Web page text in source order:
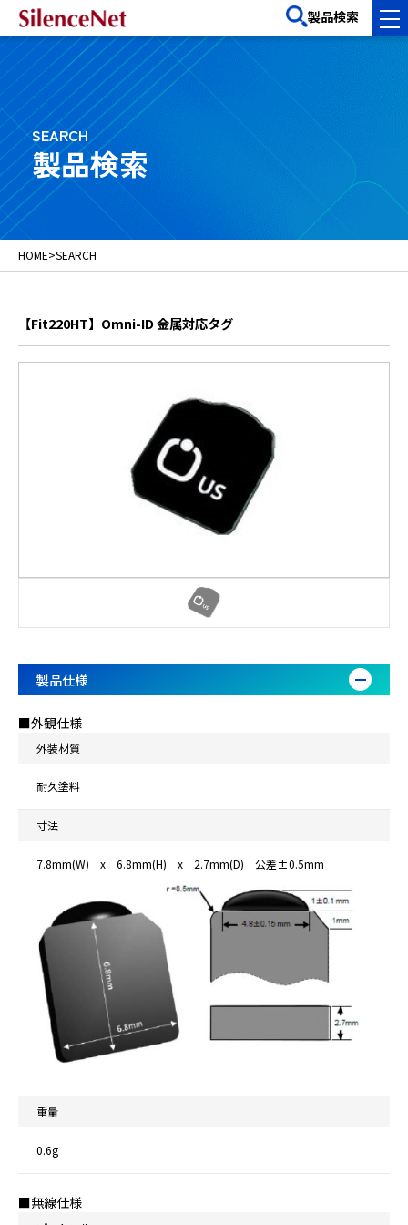
製品検索
SEARCH
製品検索
HOME>SEARCH
【Fit220HT】Omni-ID 金属対応タグ
製品仕様
■外観仕様
外装材質
耐久塗料
寸法
7.8mm(W) x 6.8mm(H) x 2.7mm(D) 公差±0.5mm
重量
0.6g
■無線仕様